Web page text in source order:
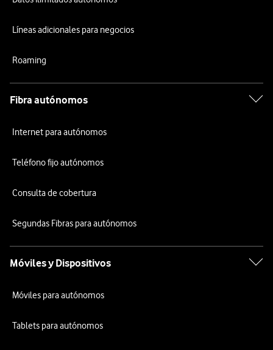
Líneas adicionales para negocios
Roaming
Fibra autónomos
Internet para autónomos
Teléfono fijo autónomos
Consulta de cobertura
Segundas Fibras para autónomos
Móviles y Dispositivos
Móviles para autónomos
Tablets para autónomos